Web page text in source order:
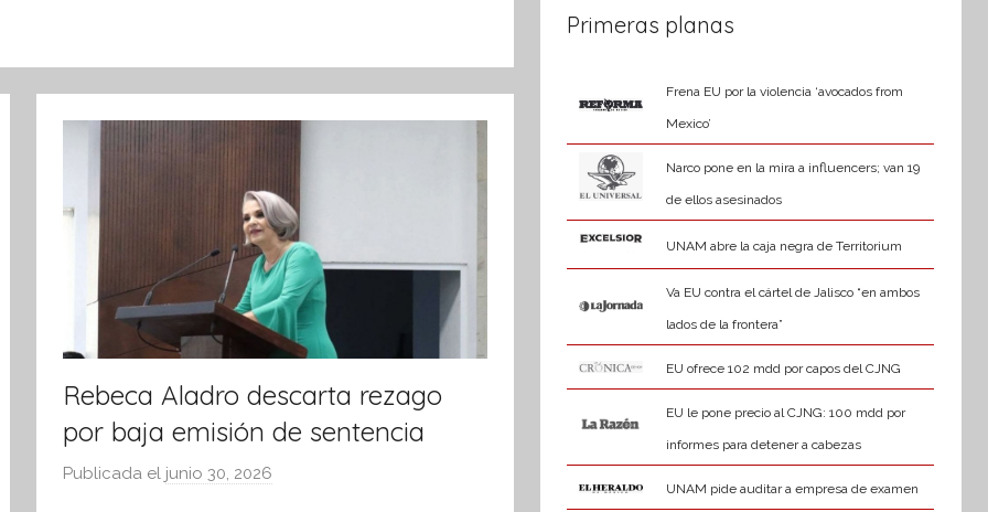
Rebeca Aladro descarta rezago
por baja emisión de sentencia
Publicada el junio 30, 2026
Primeras planas
Frena EU por la violencia ‘avocados from
Mexico’
Narco pone en la mira a influencers; van 19
de ellos asesinados
UNAM abre la caja negra de Territorium
Va EU contra el cártel de Jalisco “en ambos
lados de la frontera”
EU ofrece 102 mdd por capos del CJNG
EU le pone precio al CJNG: 100 mdd por
informes para detener a cabezas
UNAM pide auditar a empresa de examen